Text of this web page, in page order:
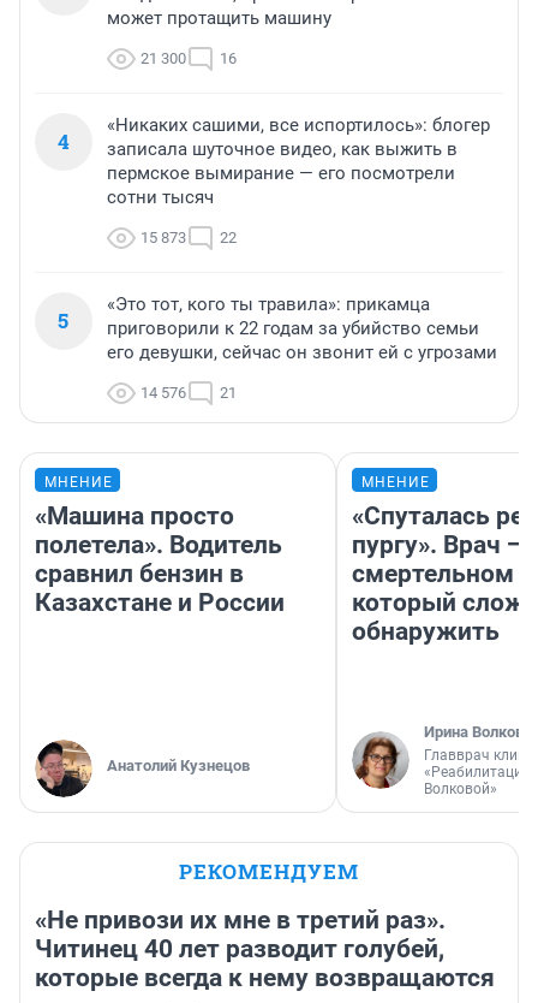
может протащить машину
21 300 16
4
«Никаких сашими, все испортилось»: блогер
записала шуточное видео, как выжить в
пермское вымирание — его посмотрели
сотни тысяч
15 873 22
5
«Это тот, кого ты травила»: прикамца
приговорили к 22 годам за убийство семьи
его девушки, сейчас он звонит ей с угрозами
14 576 21
МНЕНИЕ
«Машина просто
полетела». Водитель
сравнил бензин в
Казахстане и России
Анатолий Кузнецов
МНЕНИЕ
«Спуталась
пургу». Врач —
смертельном
который
обнаружить
Ирина Волкова
Главврач
«Реабилитация
Волковой»
РЕКОМЕНДУЕМ
«Не привози их мне в третий раз».
Читинец 40 лет разводит голубей,
которые всегда к нему возвращаются